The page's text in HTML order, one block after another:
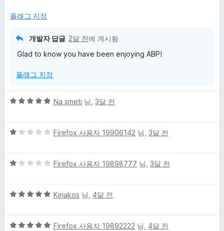
점
플래그 지정
개발자 답글 2달 전에 게시됨
Glad to know you have been enjoying ABP!
플래그 지정
5
점
점
Na smeti 님, 3달 전
5
점
점
Firefox 사용자 19906142 님, 3달 전
5
점
점
Firefox 사용자 19898777 님, 3달 전
5
점
Kiriakos 님, 4달 전
5
Firefox 사용자 19892222 님, 4달 전